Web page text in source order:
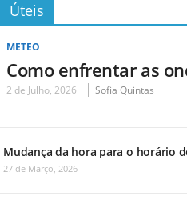
Úteis
METEO
Como enfrentar as
2 de Julho, 2026 Sofia Quintas
Mudança da hora para o horário
27 de Março, 2026